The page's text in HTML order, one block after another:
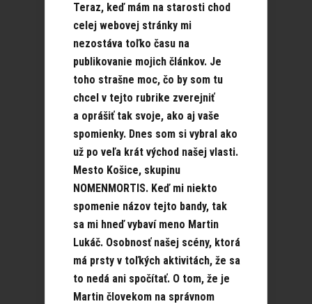
Teraz, keď mám na starosti chod
celej webovej stránky mi
nezostáva toľko času na
publikovanie mojich článkov. Je
toho strašne moc, čo by som tu
chcel v tejto rubrike zverejniť
a oprášiť tak svoje, ako aj vaše
spomienky. Dnes som si vybral ako
už po veľa krát východ našej vlasti.
Mesto Košice, skupinu
NOMENMORTIS. Keď mi niekto
spomenie názov tejto bandy, tak
sa mi hneď vybaví meno Martin
Lukáč. Osobnosť našej scény, ktorá
má prsty v toľkých aktivitách, že sa
to nedá ani spočítať. O tom, že je
Martin človekom na správnom